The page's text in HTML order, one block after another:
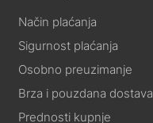
Način plaćanja
Sigurnost plaćanja
Osobno preuzimanje
Brza i pouzdana dostava
Prednosti kupnje